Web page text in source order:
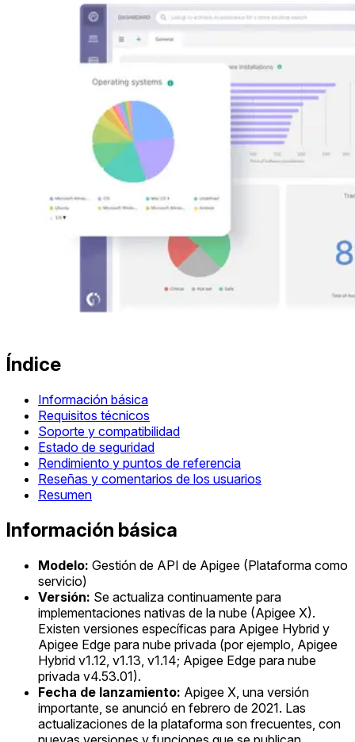
Índice
Información básica
Requisitos técnicos
Soporte y compatibilidad
Estado de seguridad
Rendimiento y puntos de referencia
Reseñas y comentarios de los usuarios
Resumen
Información básica
Modelo: Gestión de API de Apigee (Plataforma como
servicio)
Versión: Se actualiza continuamente para
implementaciones nativas de la nube (Apigee X).
Existen versiones específicas para Apigee Hybrid y
Apigee Edge para nube privada (por ejemplo, Apigee
Hybrid v1.12, v1.13, v1.14; Apigee Edge para nube
privada v4.53.01).
Fecha de lanzamiento: Apigee X, una versión
importante, se anunció en febrero de 2021. Las
actualizaciones de la plataforma son frecuentes, con